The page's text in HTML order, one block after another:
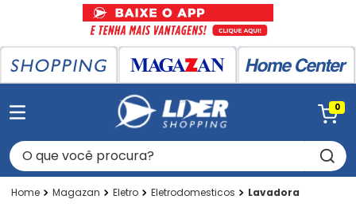
0
O que você procura?
Magazan Eletro Eletrodomesticos Lavadora